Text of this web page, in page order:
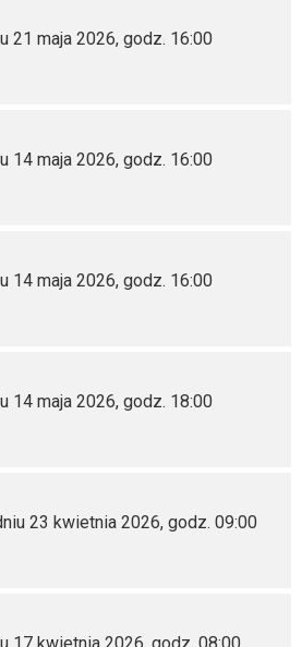
21 maja 2026, godz. 16:00
14 maja 2026, godz. 16:00
14 maja 2026, godz. 16:00
14 maja 2026, godz. 18:00
23 kwietnia 2026, godz. 09:00